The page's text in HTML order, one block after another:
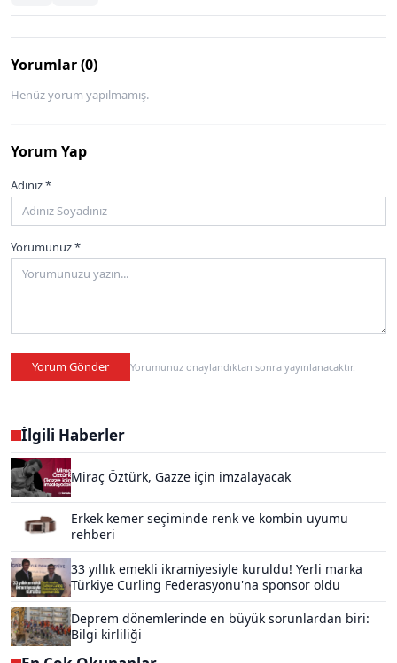
Yorumlar (0)
Henüz yorum yapılmamış.
Yorum Yap
Adınız *
Yorumunuz *
Yorum Gönder Yorumunuz onaylandıktan sonra yayınlanacaktır.
İlgili Haberler
Miraç Öztürk, Gazze için imzalayacak
Erkek kemer seçiminde renk ve kombin uyumu
rehberi
33 yıllık emekli ikramiyesiyle kuruldu! Yerli marka
Türkiye Curling Federasyonu'na sponsor oldu
Deprem dönemlerinde en büyük sorunlardan biri:
Bilgi kirliliği